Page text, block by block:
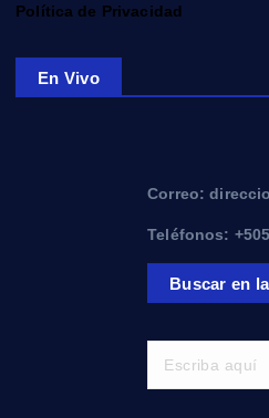
Política de Privacidad
En Vivo
Correo:
Teléfonos:
Buscar en